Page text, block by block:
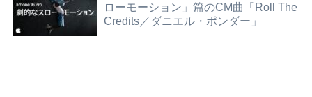
ローモーション」篇のCM曲「Roll The
Credits／ダニエル・ポンダー」